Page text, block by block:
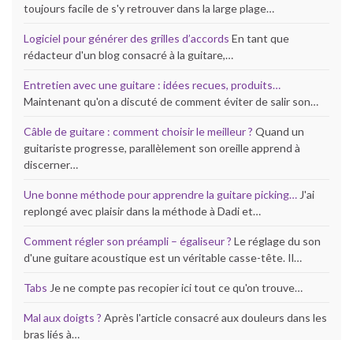
toujours facile de s'y retrouver dans la large plage…
Logiciel pour générer des grilles d’accords En tant que
rédacteur d'un blog consacré à la guitare,…
Entretien avec une guitare : idées recues, produits…
Maintenant qu'on a discuté de comment éviter de salir son…
Câble de guitare : comment choisir le meilleur ? Quand un
guitariste progresse, parallèlement son oreille apprend à
discerner…
Une bonne méthode pour apprendre la guitare picking… J'ai
replongé avec plaisir dans la méthode à Dadi et…
Comment régler son préampli – égaliseur ? Le réglage du son
d'une guitare acoustique est un véritable casse-tête. Il…
Tabs Je ne compte pas recopier ici tout ce qu'on trouve…
Mal aux doigts ? Après l'article consacré aux douleurs dans les
bras liés à…